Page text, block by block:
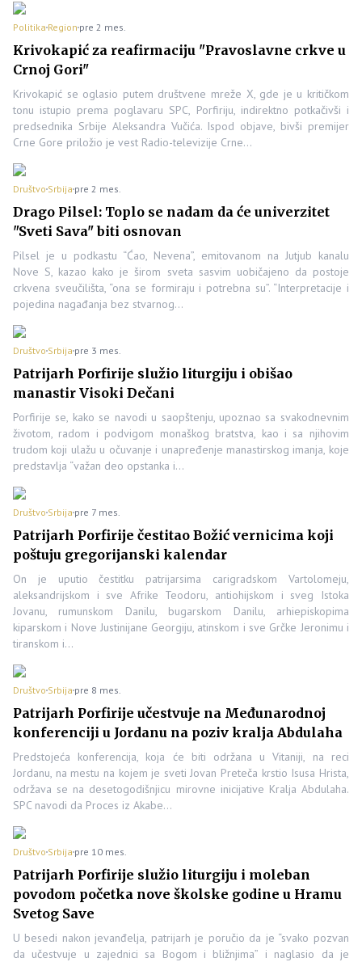
Politika Region pre 2 mes.
Krivokapić za reafirmaciju "Pravoslavne crkve u
Crnoj Gori"
Krivokapić se oglasio putem društvene mreže X, gde je u kritičkom
tonu istupio prema poglavaru SPC, Porfiriju, indirektno potkačivši i
predsednika Srbije Aleksandra Vučića. Ispod objave, bivši premijer
Crne Gore priložio je vest Radio-televizije Crne…
Društvo Srbija pre 2 mes.
Drago Pilsel: Toplo se nadam da će univerzitet
"Sveti Sava" biti osnovan
Pilsel je u podkastu “Ćao, Nevena”, emitovanom na Jutjub kanalu
Nove S, kazao kako je širom sveta sasvim uobičajeno da postoje
crkvena sveučilišta, “ona se formiraju i potrebna su”. “Interpretacije i
pojedina nagađanja bez stvarnog…
Društvo Srbija pre 3 mes.
Patrijarh Porfirije služio liturgiju i obišao
manastir Visoki Dečani
Porfirije se, kako se navodi u saopštenju, upoznao sa svakodnevnim
životom, radom i podvigom monaškog bratstva, kao i sa njihovim
trudom koji ulažu u očuvanje i unapređenje manastirskog imanja, koje
predstavlja “važan deo opstanka i…
Društvo Srbija pre 7 mes.
Patrijarh Porfirije čestitao Božić vernicima koji
poštuju gregorijanski kalendar
On je uputio čestitku patrijarsima carigradskom Vartolomeju,
aleksandrijskom i sve Afrike Teodoru, antiohijskom i sveg Istoka
Jovanu, rumunskom Danilu, bugarskom Danilu, arhiepiskopima
kiparskom i Nove Justinijane Georgiju, atinskom i sve Grčke Jeronimu i
tiranskom i…
Društvo Srbija pre 8 mes.
Patrijarh Porfirije učestvuje na Međunarodnoj
konferenciji u Jordanu na poziv kralja Abdulaha
Predstojeća konferencija, koja će biti održana u Vitaniji, na reci
Jordanu, na mestu na kojem je sveti Jovan Preteča krstio Isusa Hrista,
održava se na desetogodišnjicu mirovne inicijative Kralja Abdulaha.
SPC navodi da Proces iz Akabe…
Društvo Srbija pre 10 mes.
Patrijarh Porfirije služio liturgiju i moleban
povodom početka nove školske godine u Hramu
Svetog Save
U besedi nakon jevanđelja, patrijarh je poručio da je “svako pozvan
da učestvuje u zajednici sa Bogom i bližnjima” i naglasio da je